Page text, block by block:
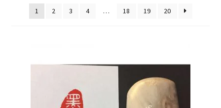
Mon compte
1 2 3 4 … 18 19 20